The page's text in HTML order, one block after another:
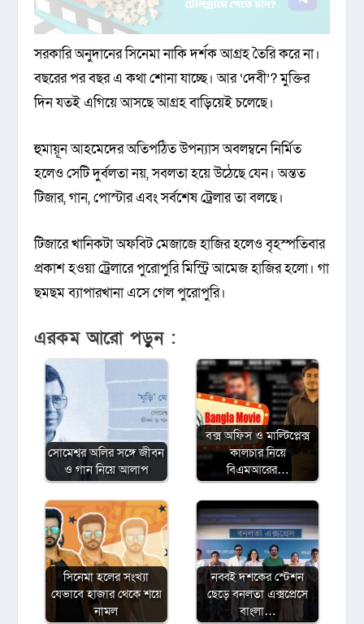
সরকারি অনুদানের সিনেমা নাকি দর্শক আগ্রহ তৈরি করে না।
বছরের পর বছর এ কথা শোনা যাচ্ছে। আর ‘দেবী’? মুক্তির
দিন যতই এগিয়ে আসছে আগ্রহ বাড়িয়েই চলেছে।
হুমায়ূন আহমেদের অতিপঠিত উপন্যাস অবলম্বনে নির্মিত
হলেও সেটি দুর্বলতা নয়, সবলতা হয়ে উঠেছে যেন। অন্তত
টিজার, গান, পোস্টার এবং সর্বশেষ ট্রেলার তা বলছে।
টিজারে খানিকটা অফবিট মেজাজে হাজির হলেও বৃহস্পতিবার
প্রকাশ হওয়া ট্রেলারে পুরোপুরি মিস্ট্রি আমেজ হাজির হলো। গা
ছমছম ব্যাপারখানা এসে গেল পুরোপুরি।
এরকম আরো পড়ুন :
সোমেশ্বর অলির সঙ্গে জীবন
ও গান নিয়ে আলাপ
বক্স অফিস ও মাল্টিপ্লেক্স
কালচার নিয়ে
বিএমআরের…
সিনেমা হলের সংখ্যা
যেভাবে হাজার থেকে শয়ে
নামল
নব্বই দশকের স্টেশন
ছেড়ে বনলতা এক্সপ্রেসে
বাংলা…